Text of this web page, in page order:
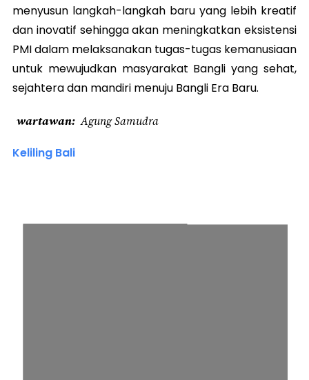
menyusun langkah-langkah baru yang lebih kreatif
dan inovatif sehingga akan meningkatkan eksistensi
PMI dalam melaksanakan tugas-tugas kemanusiaan
untuk mewujudkan masyarakat Bangli yang sehat,
sejahtera dan mandiri menuju Bangli Era Baru.
wartawan Agung Samudra
Keliling Bali